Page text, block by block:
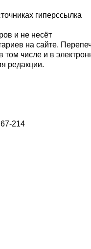
гиперссылка
и не несёт
на сайте.
числе и в
редакции.
214